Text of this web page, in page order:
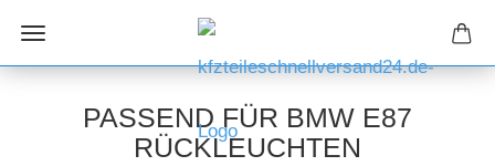
PASSEND FÜR BMW E87
RÜCKLEUCHTEN